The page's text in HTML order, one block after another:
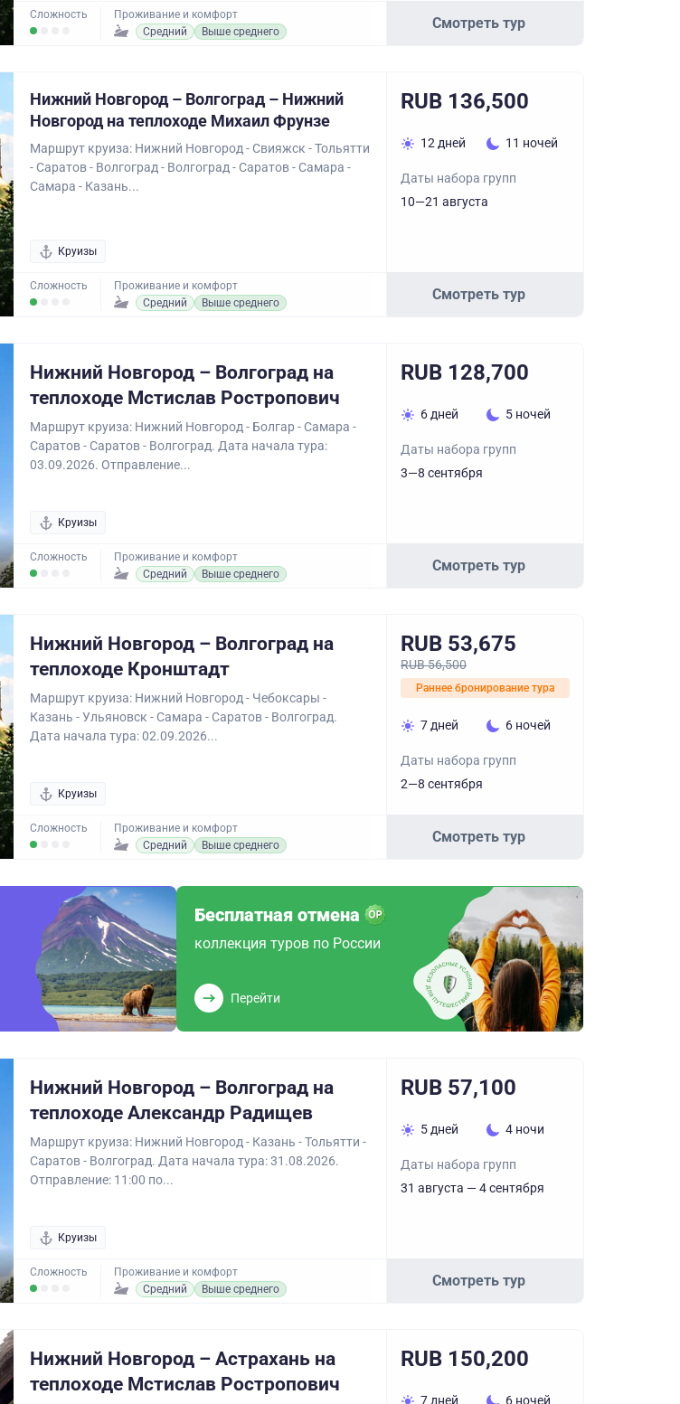
Сложность
Проживание и комфорт
Средний
Выше среднего
Смотреть тур
Нижний Новгород – Волгоград – Нижний
Новгород на теплоходе Михаил Фрунзе
Маршрут круиза: Нижний Новгород - Свияжск - Тольятти
- Саратов - Волгоград - Волгоград - Саратов - Самара -
Самара - Казань...
Круизы
Сложность
Проживание и комфорт
Средний
Выше среднего
RUB 136,500
12 дней 11 ночей
Даты набора групп
10—21 августа
Смотреть тур
Нижний Новгород – Волгоград на
теплоходе Мстислав Ростропович
Маршрут круиза: Нижний Новгород - Болгар - Самара -
Саратов - Саратов - Волгоград. Дата начала тура:
03.09.2026. Отправление...
Круизы
Сложность
Проживание и комфорт
Средний
Выше среднего
RUB 128,700
6 дней 5 ночей
Даты набора групп
3—8 сентября
Смотреть тур
Нижний Новгород – Волгоград на
теплоходе Кронштадт
Маршрут круиза: Нижний Новгород - Чебоксары -
Казань - Ульяновск - Самара - Саратов - Волгоград.
Дата начала тура: 02.09.2026...
Круизы
Сложность
Проживание и комфорт
Средний
Выше среднего
RUB 53,675
RUB 56,500
Раннее бронирование тура
7 дней 6 ночей
Даты набора групп
2—8 сентября
Смотреть тур
Бесплатная отмена
коллекция туров по России
Перейти
Нижний Новгород – Волгоград на
теплоходе Александр Радищев
Маршрут круиза: Нижний Новгород - Казань - Тольятти -
Саратов - Волгоград. Дата начала тура: 31.08.2026.
Отправление: 11:00 по...
Круизы
Сложность
Проживание и комфорт
Средний
Выше среднего
RUB 57,100
5 дней 4 ночи
Даты набора групп
31 августа — 4 сентября
Смотреть тур
Нижний Новгород – Астрахань на
теплоходе Мстислав Ростропович
RUB 150,200
7 дней 6 ночей